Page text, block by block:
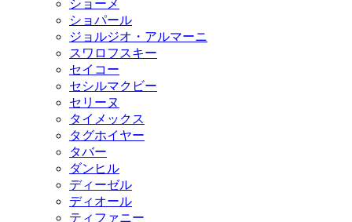
ショーメ
ショパール
ジョルジオ・アルマーニ
スワロフスキー
セイコー
セシルマクビー
セリーヌ
タイメックス
タグホイヤー
タバー
ダンヒル
ディーゼル
ディオール
ティファニー